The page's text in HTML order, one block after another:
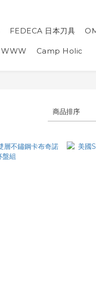
FEDECA 日本刀具
WWW Camp Holic
商品排序